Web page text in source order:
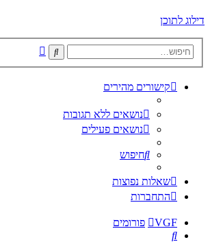
דילוג לתוכן
חיפוש
קישורים מהירים
נושאים ללא תגובות
נושאים פעילים
חיפוש
שאלות נפוצות
התחברות
VGF
פורומים
חיפוש